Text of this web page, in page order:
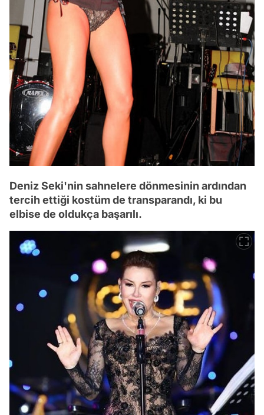
Deniz Seki'nin sahnelere dönmesinin ardından
tercih ettiği kostüm de transparandı, ki bu
elbise de oldukça başarılı.